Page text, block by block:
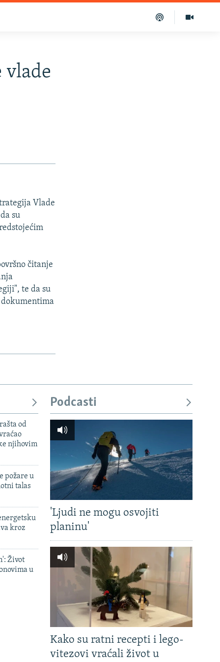
Vlade
su
čitanje
te da su
od
njihovim
požare u
talas
kroz
Život
u
Podcasti
'Ljudi ne mogu osvojiti
planinu'
Kako su ratni recepti i lego-
vitezovi vraćali život u